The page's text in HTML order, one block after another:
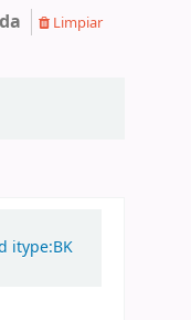
Limpiar
itype:BK